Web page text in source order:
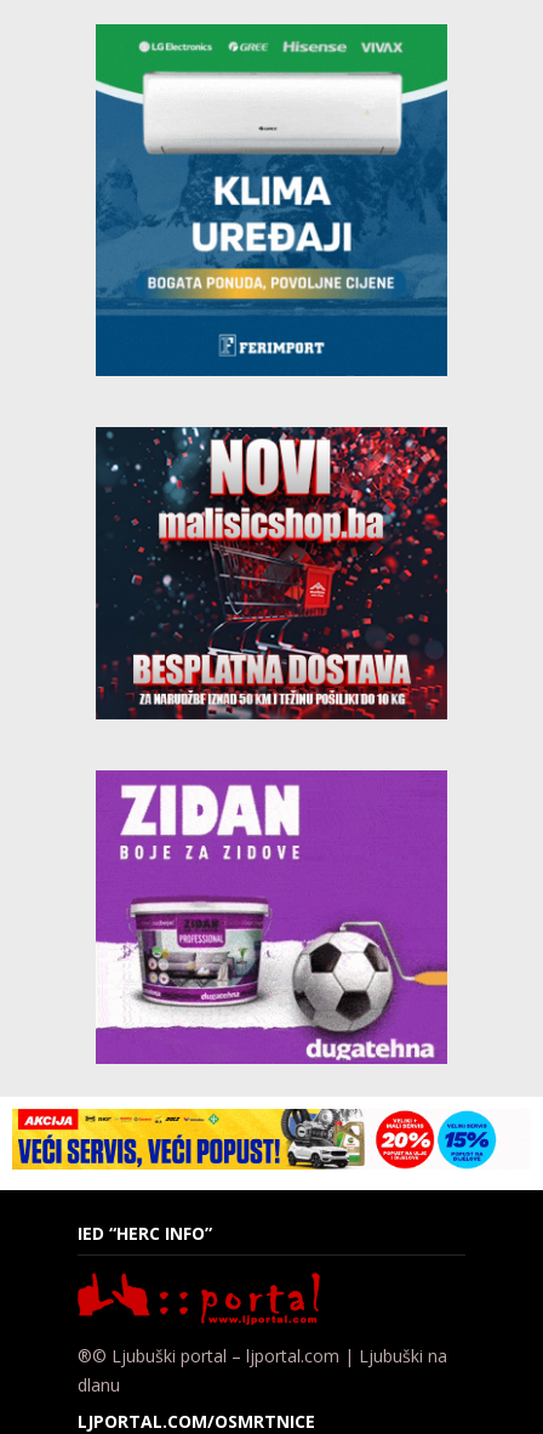
IED “HERC INFO”
®© Ljubuški portal – ljportal.com | Ljubuški na
dlanu
LJPORTAL.COM/OSMRTNICE